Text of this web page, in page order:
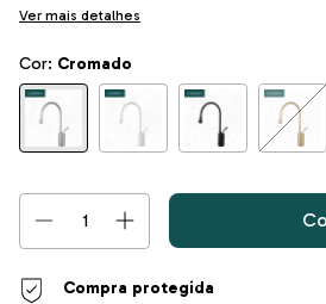
Ver mais detalhes
Cor: Cromado
Compra protegida